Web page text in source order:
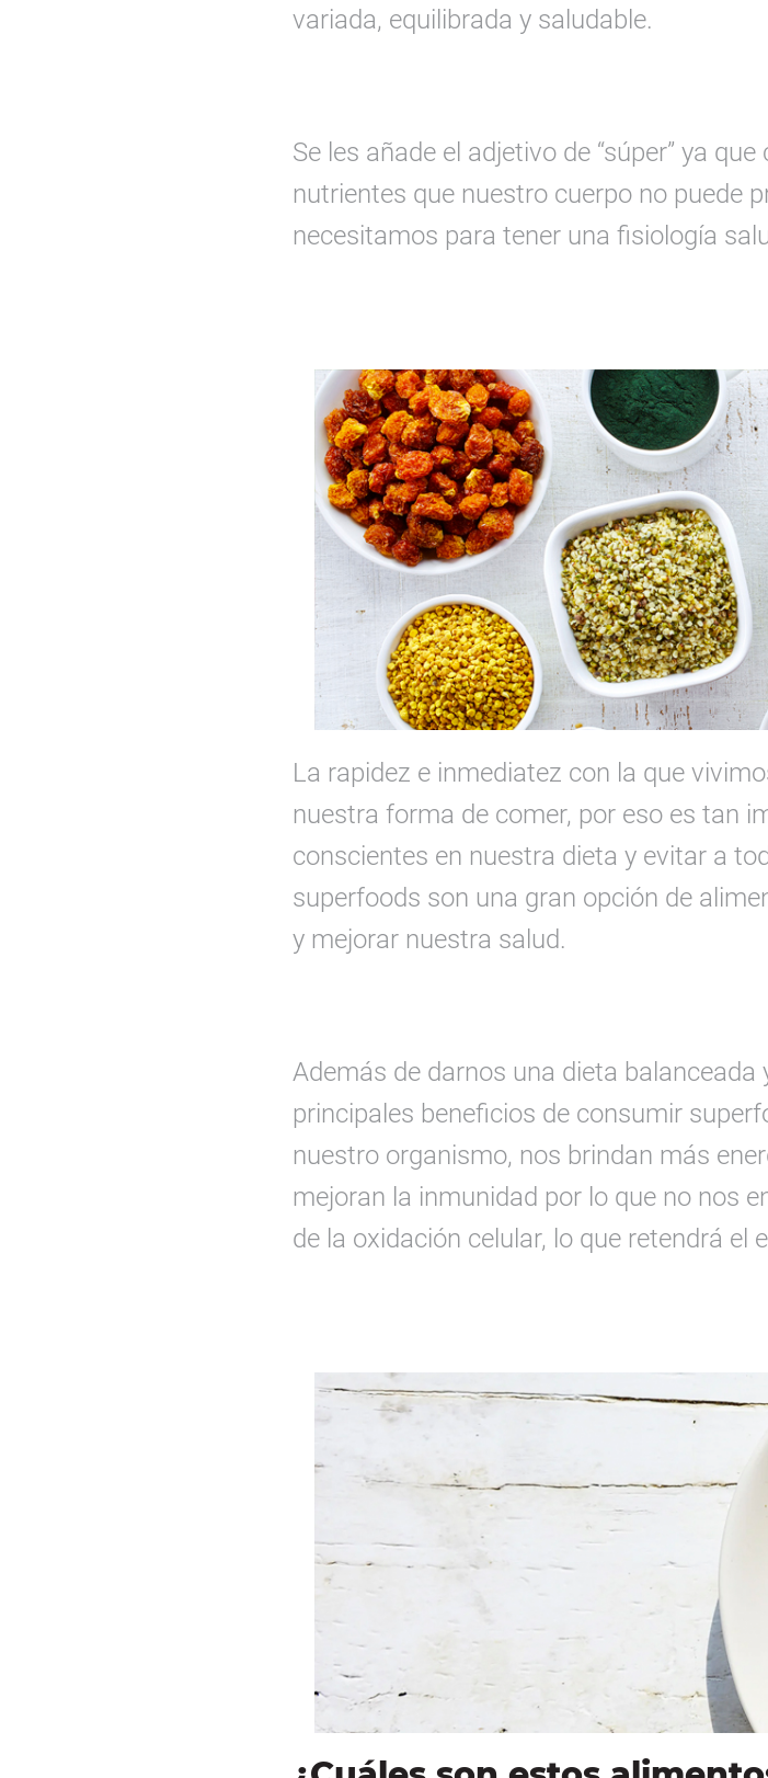
variada, equilibrada y saludable.
Se les añade el adjetivo de “súper” ya
nutrientes que nuestro cuerpo no puede
necesitamos para tener una fisiología
La rapidez e inmediatez con la que
nuestra forma de comer, por eso es tan
conscientes en nuestra dieta y evitar a
superfoods son una gran opción de
y mejorar nuestra salud.
Además de darnos una dieta
principales beneficios de consumir
nuestro organismo, nos brindan más
mejoran la inmunidad por lo que no nos
de la oxidación celular, lo que retendrá el